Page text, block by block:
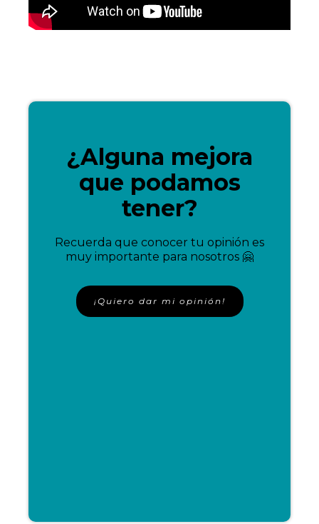
¿Alguna mejora
que podamos
tener?
Recuerda que conocer tu opinión es
muy importante para nosotros 🤗
¡Quiero dar mi opinión!